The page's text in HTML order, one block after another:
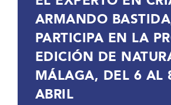
ARMANDO
PARTICIPA EN LA
EDICIÓN DE
MÁLAGA, DEL 6 AL
ABRIL